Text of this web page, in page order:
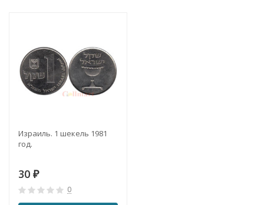
Израиль. 1 шекель 1981
год.
30 ₽
0